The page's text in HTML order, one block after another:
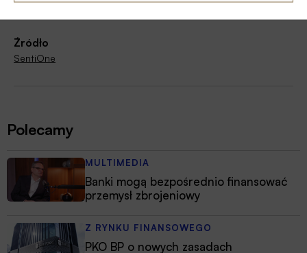
Źródło
SentiOne
Polecamy
MULTIMEDIA
Banki mogą bezpośrednio finansować
przemysł zbrojeniowy
Z RYNKU FINANSOWEGO
PKO BP o nowych zasadach